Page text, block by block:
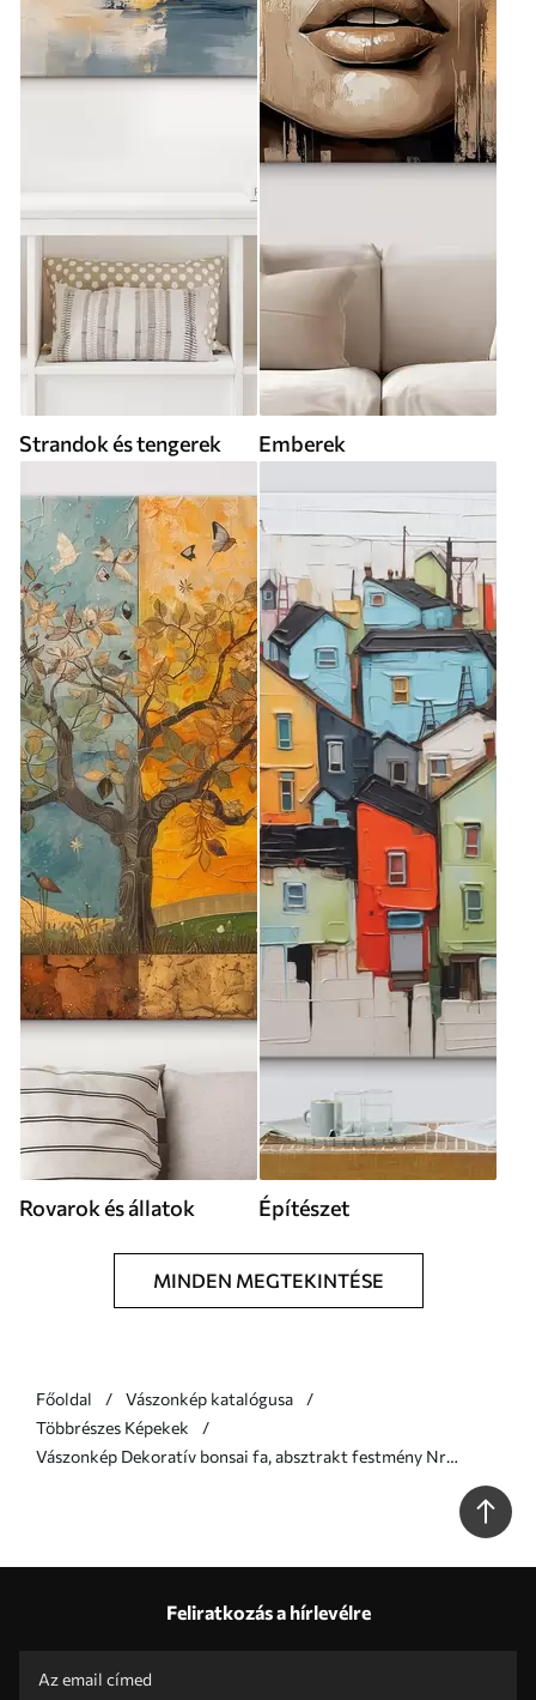
Strandok és tengerek Emberek
Rovarok és állatok Építészet
MINDEN MEGTEKINTÉSE
Főoldal
Vászonkép katalógusa
Többrészes Képekek
Vászonkép Dekoratív bonsai fa, absztrakt festmény Nr
Feliratkozás a hírlevélre